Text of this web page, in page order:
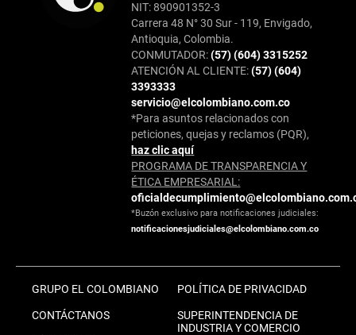
NIT: 890901352-3
Carrera 48 N° 30 Sur - 119, Envigado,
Antioquia, Colombia.
CONMUTADOR:(57) (604) 3315252
ATENCIÓN AL CLIENTE:(57) (604)
3393333
servicio@elcolombiano.com.co
*Para asuntos relacionados con
peticiones, quejas y reclamos (PQR),
haz clic aquí
PROGRAMA DE TRANSPARENCIA Y
ÉTICA EMPRESARIAL:
*Buzón exclusivo para notificaciones judiciales:
notificacionesjudiciales@elcolombiano.com.co
GRUPO EL COLOMBIANO
CONTÁCTANOS
POLÍTICA DE PRIVACIDAD
SUPERINTENDENCIA DE
INDUSTRIA Y COMERCIO